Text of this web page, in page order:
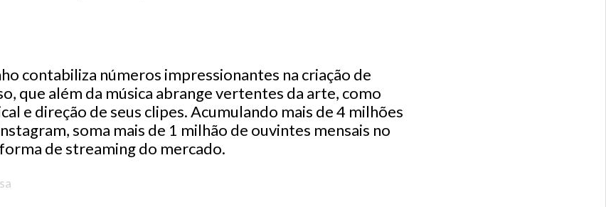
contabiliza números impressionantes na criação de
que além da música abrange vertentes da arte, como
e direção de seus clipes. Acumulando mais de 4 milhões
soma mais de 1 milhão de ouvintes mensais no
de streaming do mercado.